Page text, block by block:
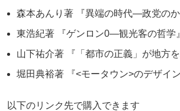
森本あんり著 『異端の時代―政党の
東浩紀著 『ゲンロン0―観光客の哲学
山下祐介著 『「都市の正義」が地方
堀田典裕著 『<モータウン>のデザイ
以下のリンク先で購入できます